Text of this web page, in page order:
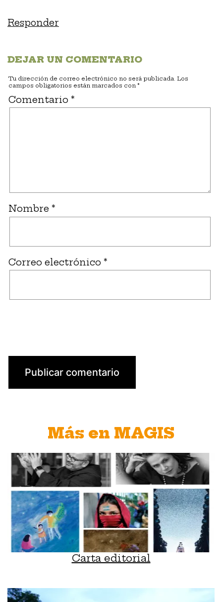
Responder
DEJAR UN COMENTARIO
Tu dirección de correo electrónico no será publicada. Los
campos obligatorios están marcados con *
Comentario *
Nombre *
Correo electrónico *
Más en MAGIS
Carta editorial